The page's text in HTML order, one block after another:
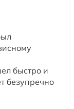
быстро и
безупречно